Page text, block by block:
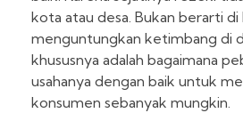
kota atau desa. Bukan berarti di
menguntungkan ketimbang di
khususnya adalah bagaimana
usahanya dengan baik untuk
konsumen sebanyak mungkin.